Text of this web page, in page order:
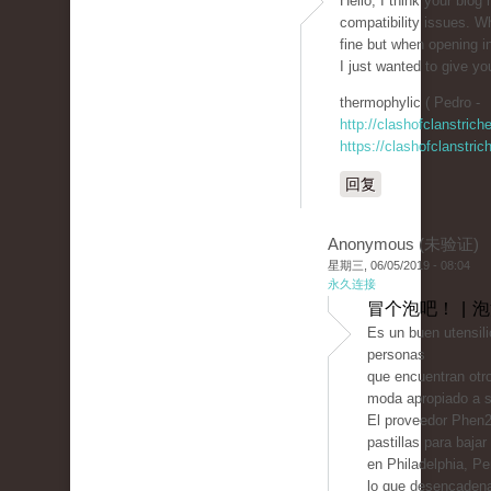
compatibility issues.
fine but when opening
I just wanted to give
thermophylic ( Pedro -
http://
https://
回复
Anonymous (未验证)
星期三, 06/05/2019 - 08:04
永久连接
冒个泡吧！ |
Es un buen
personas
que encuentran
moda apropiado a
El proveedor
pastillas para
en Philadelphia,
lo que